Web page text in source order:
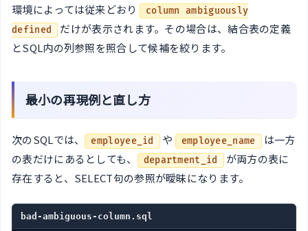
環境によっては従来どおり
column ambiguously
defined
だけが表示されます。その場合は、結合表の定義
とSQL内の列参照を照合して候補を絞ります。
最小の再現例と直し方
次のSQLでは、 employee_id や employee_name は一方
の表だけにあるとしても、
department_id
が両方の表に
存在すると、SELECT句の参照が曖昧になります。
bad-ambiguous-column.sql